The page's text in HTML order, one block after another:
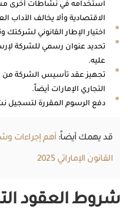
استخدامه في نشاطات أخرى
الاقتصادية وألا يخالف الآداب
اختيار الإطار القانوني
تحديد عنوان رسمي للشركة
عليه.
تجهيز عقد تأسيس الشركة
التجاري الإمارات أيضاً.
دفع الرسوم المقررة لتسجيل
قد يهمك أيضاً: أهم إجراءات
القانون الإماراتي 2025
شروط العقود